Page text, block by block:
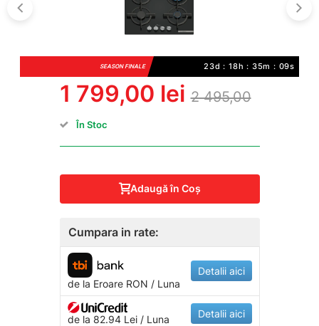
SEASON FINALE 23d : 18h : 35m : 09s
1 799,00 lei 2 495,00
În Stoc
Adaugă în Coş
Cumpara in rate:
de la EroareRON / Luna
Detalii aici
de la 82.94 Lei / Luna Detalii aici